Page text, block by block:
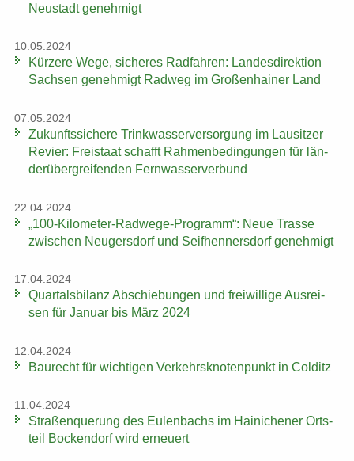
Neu­stadt ge­neh­migt
10.05.2024
Kür­ze­re Wege, si­che­res Rad­fah­ren: Lan­des­di­rek­ti­on
Sach­sen ge­neh­migt Rad­weg im Gro­ßen­hai­ner Land
07.05.2024
Zu­kunfts­si­che­re Trink­was­ser­ver­sor­gung im Lau­sit­zer
Re­vier: Frei­staat schafft Rah­men­be­din­gun­gen für län­
der­über­grei­fen­den Fern­was­ser­ver­bund
22.04.2024
„100-​Kilometer-Radwege-Programm“: Neue Tras­se
zwi­schen Neu­gers­dorf und Seif­hen­ners­dorf ge­neh­migt
17.04.2024
Quar­tals­bi­lanz Ab­schie­bun­gen und frei­wil­li­ge Aus­rei­
sen für Ja­nu­ar bis März 2024
12.04.2024
Bau­recht für wich­ti­gen Ver­kehrs­kno­ten­punkt in Col­ditz
11.04.2024
Stra­ßen­que­rung des Eu­len­bachs im Hai­ni­che­ner Orts­
teil Bo­cken­dorf wird er­neu­ert